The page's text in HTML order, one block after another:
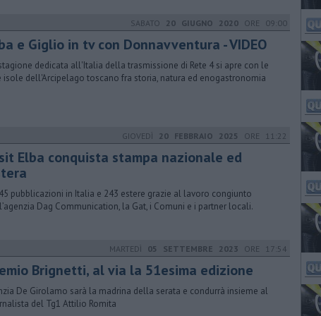
SABATO 20 GIUGNO 2020 ORE 09:00
e Giglio in tv con Donnavventura - VIDEO
dedicata all'Italia della trasmissione di Rete 4 si apre con le
isole dell'Arcipelago toscano fra storia, natura ed enogastronomia
GIOVEDÌ 20 FEBBRAIO 2025 ORE 11:22
Elba conquista stampa nazionale ed
pubblicazioni in Italia e 243 estere grazie al lavoro congiunto
Dag Communication, la Gat, i Comuni e i partner locali.
MARTEDÌ 05 SETTEMBRE 2023 ORE 17:54
Brignetti, al via la 51esima edizione
De Girolamo sarà la madrina della serata e condurrà insieme al
del Tg1 Attilio Romita